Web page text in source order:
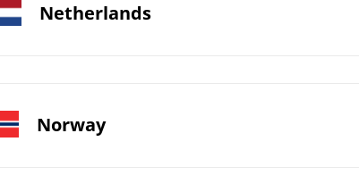
Netherlands
Norway